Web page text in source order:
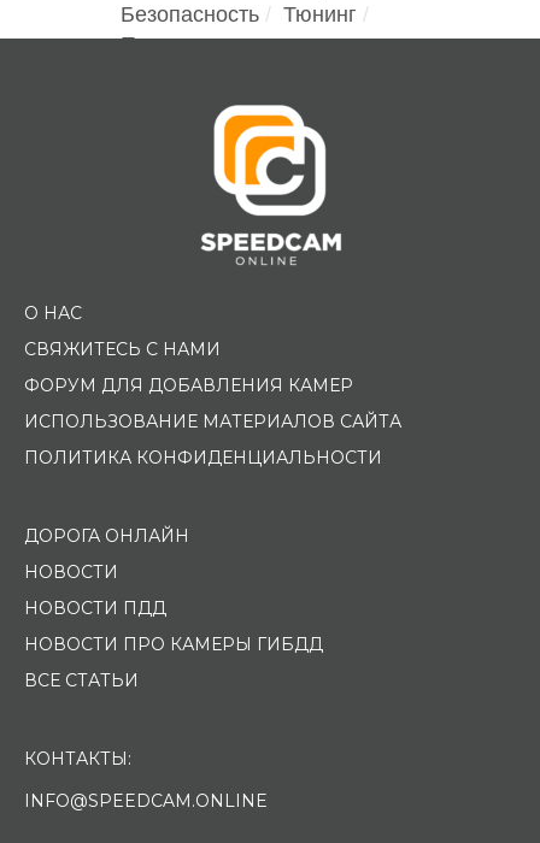
Безопасность
Тюнинг
Помощь водителю
О НАС
СВЯЖИТЕСЬ С НАМИ
ФОРУМ ДЛЯ ДОБАВЛЕНИЯ КАМЕР
ИСПОЛЬЗОВАНИЕ МАТЕРИАЛОВ САЙТА
ПОЛИТИКА КОНФИДЕНЦИАЛЬНОСТИ
ДОРОГА ОНЛАЙН
НОВОСТИ
НОВОСТИ ПДД
НОВОСТИ ПРО КАМЕРЫ ГИБДД
ВСЕ СТАТЬИ
КОНТАКТЫ:
INFO@SPEEDCAM.ONLINE